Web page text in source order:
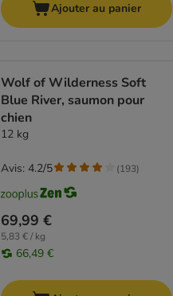
Ajouter au panier
Wolf of Wilderness Soft
Blue River, saumon pour
chien
12 kg
69,99 €
5,83 € / kg
66,49 €
Avis: 4.2/5 (193)